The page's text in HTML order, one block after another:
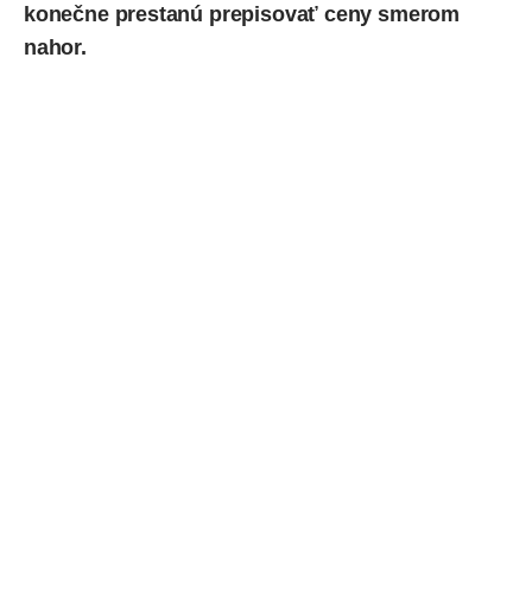
konečne prestanú prepisovať ceny smerom
nahor.